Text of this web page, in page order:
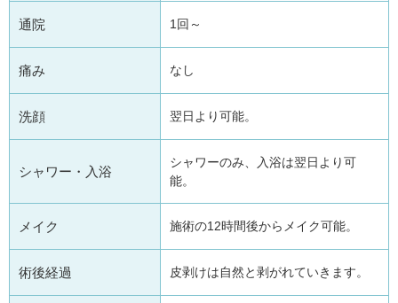
通院 1回～
痛み なし
洗顔 翌日より可能。
シャワー・入浴
シャワーのみ、入浴は翌日より可
能。
メイク 施術の12時間後からメイク可能。
術後経過 皮剥けは自然と剥がれていきます。